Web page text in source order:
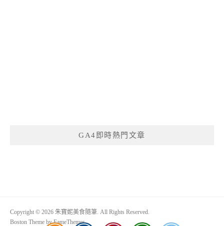
GA4即時熱門文章
Copyright © 2026 朱寶妮美食隨筆. All Rights Reserved.
Boston Theme byFameThemes